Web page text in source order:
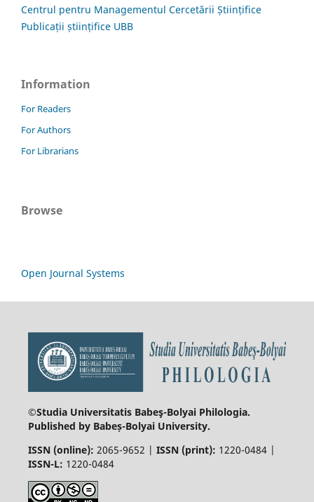
Centrul pentru Managementul Cercetării Științifice
Publicații științifice UBB
Information
For Readers
For Authors
For Librarians
Browse
Open Journal Systems
©Studia Universitatis Babeş-Bolyai Philologia.
Published by Babeș-Bolyai University.
ISSN (online): 2065-9652 | ISSN (print): 1220-0484 |
ISSN-L: 1220-0484